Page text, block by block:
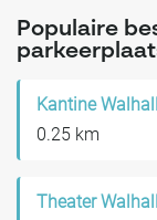
Populaire
Kantine
0.25 km
Theater